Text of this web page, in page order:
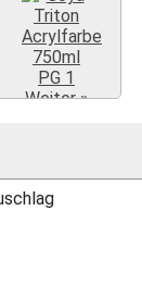
Weiter »